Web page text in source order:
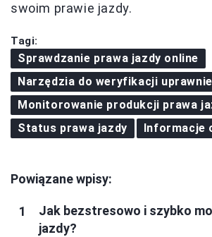
swoim prawie jazdy.
Tagi:
Sprawdzanie prawa jazdy online
Narzędzia do weryfikacji
Monitorowanie produkcji prawa
Status prawa jazdy
Informacje
Powiązane wpisy:
Jak bezstresowo i szybko
jazdy?